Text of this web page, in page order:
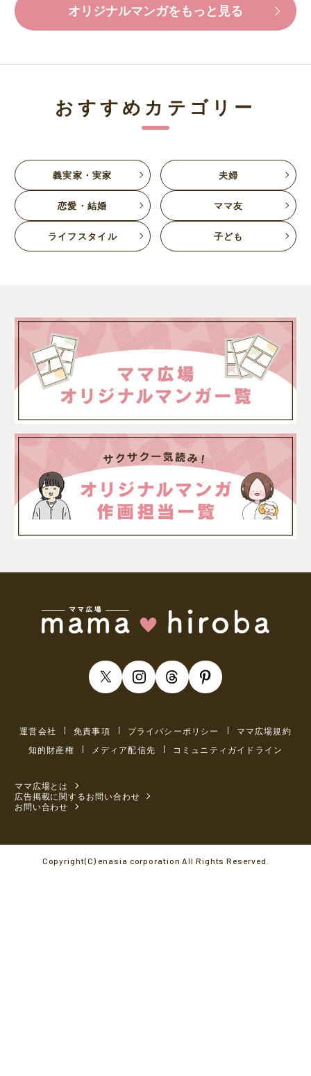
オリジナルマンガをもっと見る
おすすめカテゴリー
義実家・実家 夫婦
恋愛・結婚 ママ友
ライフスタイル 子ども
運営会社 免責事項 プライバシーポリシー
ママ広場規約
知的財産権
メディア配信先 コミュニティガイドライン
ママ広場とは
広告掲載に関するお問い合わせ
お問い合わせ
Copyright(C) enasia corporation All Rights Reserved.